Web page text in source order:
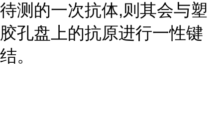
待测的一次抗体,则其会与塑
胶孔盘上的抗原进行一性键
结。